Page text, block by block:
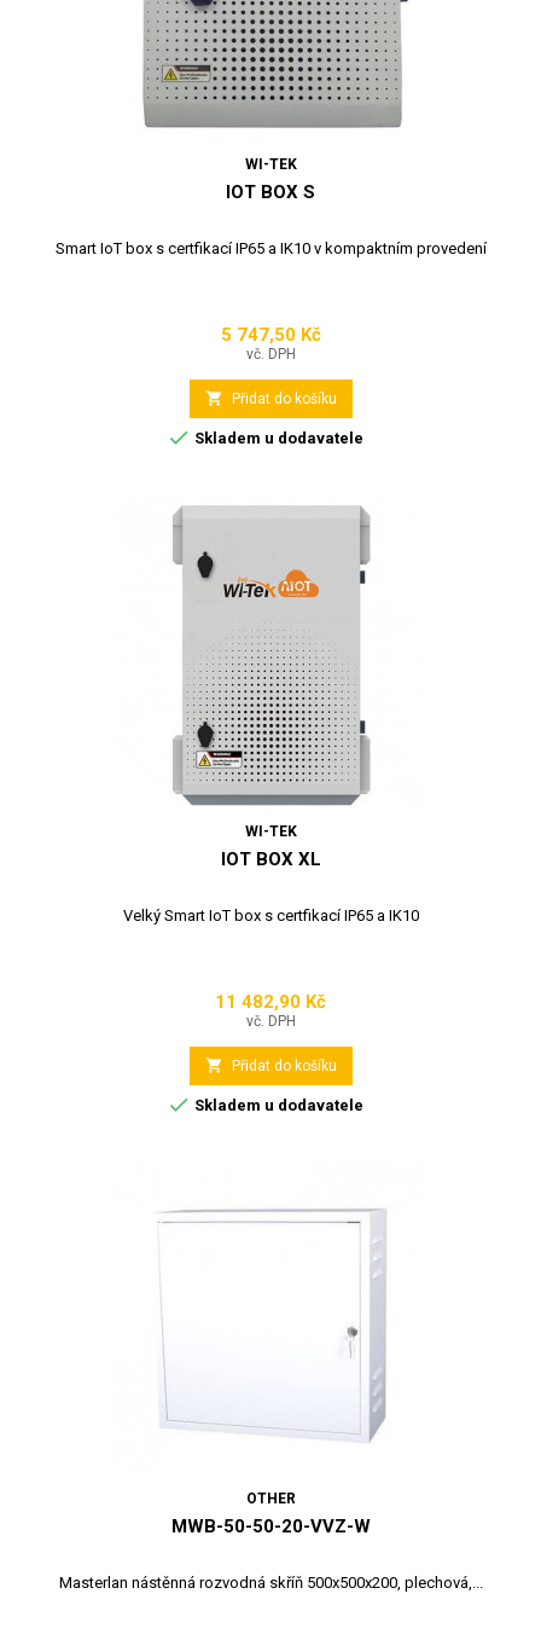
WI-TEK
IOT BOX S
Smart IoT box s certfikací IP65 a IK10 v kompaktním provedení
Cena
5 747,50 Kč
vč. DPH
 Přidat do košíku
 Skladem u dodavatele
WI-TEK
IOT BOX XL
Velký Smart IoT box s certfikací IP65 a IK10
Cena
11 482,90 Kč
vč. DPH
 Přidat do košíku
 Skladem u dodavatele
OTHER
MWB-50-50-20-VVZ-W
Masterlan nástěnná rozvodná skříň 500x500x200, plechová,...